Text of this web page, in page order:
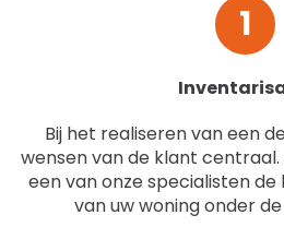
1
Bij het realiseren van een
wensen van de klant
een van onze specialisten
van uw woning onder